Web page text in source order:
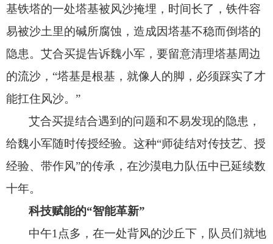
基铁塔的一处塔基被风沙掩埋， 时间长了， 铁件容
易被沙土里的碱所腐蚀， 造成因塔基不稳而倒塔的
隐患。 艾合买提告诉魏小军， 要留意清理塔基周边
的流沙， “塔基是根基， 就像人的脚， 必须踩实了才
能扛住风沙。 ”
艾合买提结合遇到的问题和不易发现的隐患，
给魏小军随时传授经验。 这种“师徒结对传技艺、 授
经验、 带作风”的传承， 在沙漠电力队伍中已延续数
十年。
科技赋能的“智能革新”
中午1点多，在一处背风的沙丘下， 队员们就地